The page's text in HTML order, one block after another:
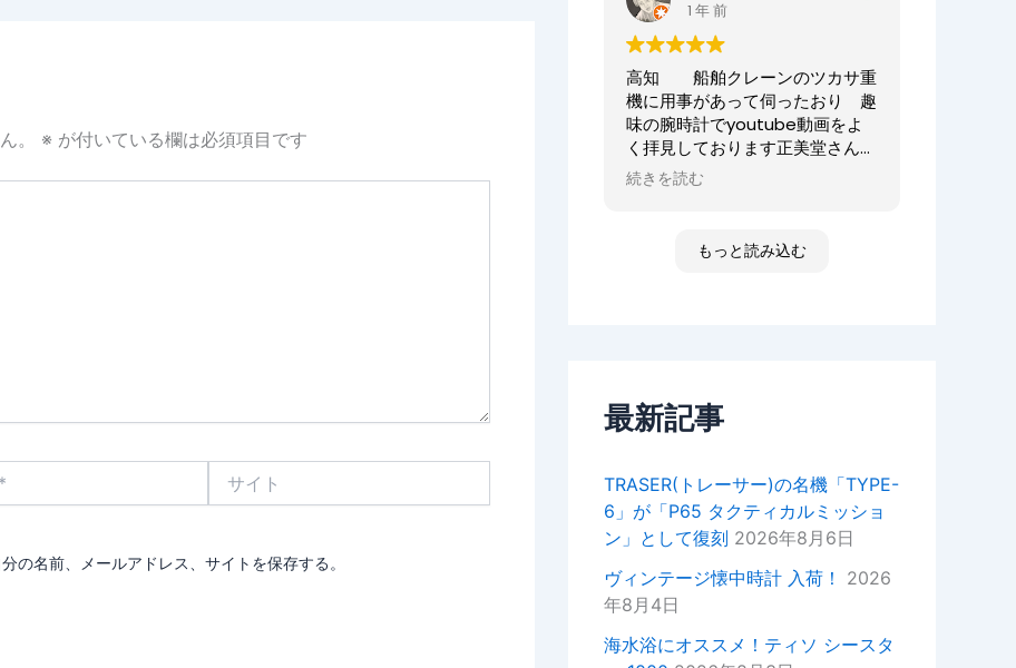
。 ※ が付いている欄は必須項目です
の名前、メールアドレス、サイトを保存する。
どうぞよろしくお願いいたしま
す。
正美堂時計店スタッフ
店へご来店いただき誠にありがと
うございました。
また、嬉しいまで、誠に口コミい
ただきありがとうございます。
大切な時計選びにお立ち会いでき
てとても嬉しかったです
またベルトのサイズが合わなくな
正美堂スタッフ
1 年 前
高知 船舶クレーンのツカサ重
機に用事があって伺ったおり 趣
味の腕時計でyoutube動画をよ
く拝見しております正美堂さん
へ 冷やかしで伺ってしまいまし
た ゴメンなさい 小心者ですか
な時間でした
高知 あと何回伺う事があるだ
セイコーのオートクォーツ 褒め
てもらえた！
オーナーからの返信
k様
この度は嬉しい評価をいただき誠
にありがとうございます。
YouTubeの動画もご覧いただい
ているとのことで、スタッフ一同
大変嬉しい気持ちでございます。
次お越しの際はぜひお話しさせて
続きを読む
もっと読み込む
最新記事
TRASER(トレーサー)の名機「TYPE-
6」が「P65 タクティカルミッショ
ン」として復刻 2026年8月6日
ヴィンテージ懐中時計 入荷！
2026
年8月4日
海水浴にオススメ！ティソ シースタ